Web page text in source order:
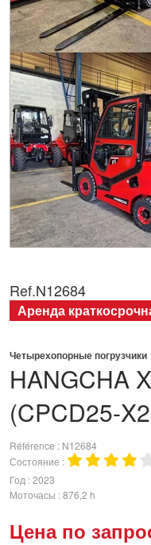
HANGCHA
(CPCD25-
Четырехопорные погрузчики
Référence
N12684
Состояние
Год 2023
Моточасы 876,2 h
Цена по
Ref.N12684
Аренда